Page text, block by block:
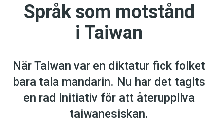
Kviss
Föreslå nyord
Annonsera
Prenumerera
Läs Språktidningen digitalt
Språk som motstånd
i Taiwan
När Taiwan var en diktatur fick folket
bara tala mandarin. Nu har det tagits
en rad initiativ för att återuppliva
taiwanesiskan.